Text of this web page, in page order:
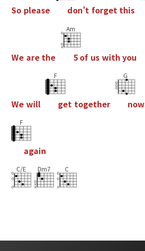
So please don’t forget this
We are the
Am
5 of us with you
We will
F
get together
G
now
F
again
C/E Dm7 C